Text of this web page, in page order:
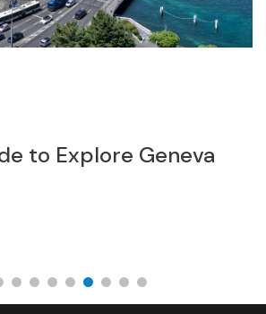
to Explore Geneva